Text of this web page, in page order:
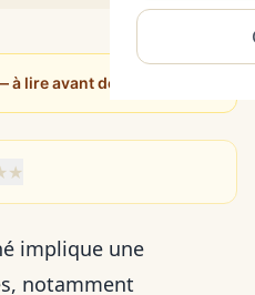
lire avant de poursuivre
★
implique une
notamment